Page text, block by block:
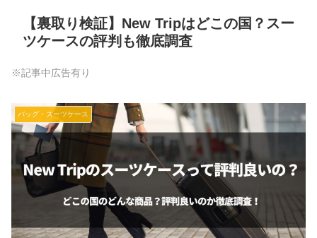
【裏取り検証】New Tripはどこの国？スー
ツケースの評判も徹底調査
※記事中広告有り
バッグ・スーツケース